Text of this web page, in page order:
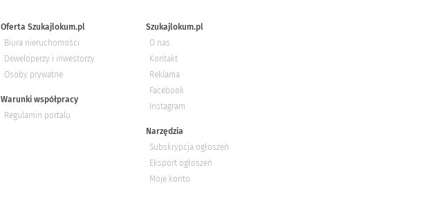
Oferta Szukajlokum.pl
Biura nieruchomości
Deweloperzy i inwestorzy
Osoby prywatne
Warunki współpracy
Regulamin portalu
Szukajlokum.pl
O nas
Kontakt
Reklama
Facebook
Instagram
Narzędzia
Subskrypcja ogłoszeń
Eksport ogłoszeń
Moje konto